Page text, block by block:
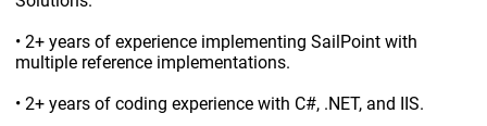
• 2+ years of experience implementing SailPoint with
multiple reference implementations.
• 2+ years of coding experience with C#, .NET, and IIS.